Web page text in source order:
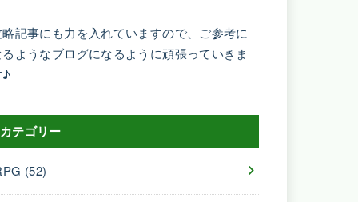
記事にも力を入れていますので、ご参考に
ようなブログになるように頑張っていきま
♪
カテゴリー
(52)